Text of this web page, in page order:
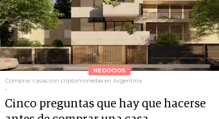
NEGOCIOS
Comprar casas con criptomonedas en Argentina
.
Cinco preguntas que hay que hacerse